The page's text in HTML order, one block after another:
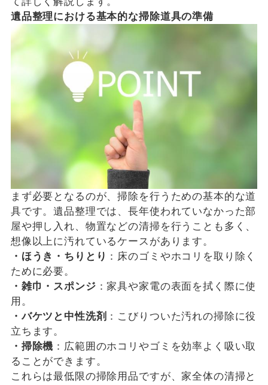
遺品整理における基本的な掃除道具の準備
まず必要となるのが、掃除を行うための基本的な道
具です。遺品整理では、長年使われていなかった部
屋や押し入れ、物置などの清掃を行うことも多く、
想像以上に汚れているケースがあります。
・ほうき・ちりとり ：床のゴミやホコリを取り除く
ために必要。
・雑巾・スポンジ ：家具や家電の表面を拭く際に使
用。
・バケツと中性洗剤 ：こびりついた汚れの掃除に役
立ちます。
・掃除機 ：広範囲のホコリやゴミを効率よく吸い取
ることができます。
これらは最低限の掃除用品ですが、家全体の清掃と